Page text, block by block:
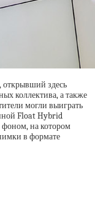
открывший здесь
коллектива, а также
могли выиграть
Float Hybrid
на котором
в формате